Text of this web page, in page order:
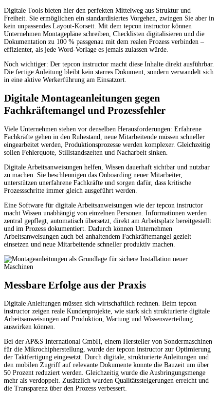
Digitale Tools bieten hier den perfekten Mittelweg aus Struktur und
Freiheit. Sie ermöglichen ein standardisiertes Vorgehen, zwingen Sie aber in
kein unpassendes Layout-Korsett. Mit dem tepcon instructor können
Unternehmen Montagepläne schreiben, Checklisten digitalisieren und die
Dokumentation zu 100 % passgenau mit dem realen Prozess verbinden –
effizienter, als jede Word-Vorlage es jemals zulassen würde.
Noch wichtiger: Der tepcon instructor macht diese Inhalte direkt ausführbar.
Die fertige Anleitung bleibt kein starres Dokument, sondern verwandelt sich
in eine aktive Werkerführung am Einsatzort.
Digitale Montageanleitungen gegen
Fachkräftemangel und Prozessfehler
Viele Unternehmen stehen vor denselben Herausforderungen: Erfahrene
Fachkräfte gehen in den Ruhestand, neue Mitarbeitende müssen schneller
eingearbeitet werden, Produktionsprozesse werden komplexer. Gleichzeitig
sollen Fehlerquote, Stillstandszeiten und Nacharbeit sinken.
Digitale Arbeitsanweisungen helfen, Wissen dauerhaft sichtbar und nutzbar
zu machen. Sie beschleunigen das Onboarding neuer Mitarbeiter,
unterstützen unerfahrene Fachkräfte und sorgen dafür, dass kritische
Prozessschritte immer gleich ausgeführt werden.
Eine Software für digitale Arbeitsanweisungen wie der tepcon instructor
macht Wissen unabhängig von einzelnen Personen. Informationen werden
zentral gepflegt, automatisch übersetzt, direkt am Arbeitsplatz bereitgestellt
und im Prozess dokumentiert. Dadurch können Unternehmen
Arbeitsanweisungen auch bei anhaltendem Fachkräftemangel gezielt
einsetzen und neue Mitarbeitende schneller produktiv machen.
Messbare Erfolge aus der Praxis
Digitale Anleitungen müssen sich wirtschaftlich rechnen. Beim tepcon
instructor zeigen reale Kundenprojekte, wie stark sich strukturierte digitale
Arbeitsanweisungen auf Produktion, Wartung und Wissensverteilung
auswirken können.
Bei der AP&S International GmbH, einem Hersteller von Sondermaschinen
für die Mikrochipherstellung, wurde der tepcon instructor zur Optimierung
der Taktfertigung eingesetzt. Durch digitale, strukturierte Anleitungen und
den mobilen Zugriff auf relevante Dokumente konnte die Bauzeit um über
50 Prozent reduziert werden. Gleichzeitig wurde die Ausbringungsmenge
mehr als verdoppelt. Zusätzlich wurden Qualitätssteigerungen erreicht und
die Transparenz über den Prozess verbessert.